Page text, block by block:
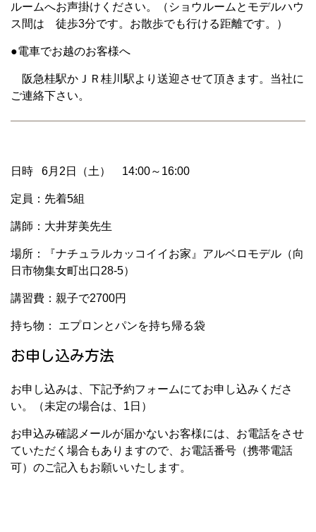
ルームへお声掛けください。（ショウルームとモデルハウ
ス間は 徒歩3分です。お散歩でも行ける距離です。）
●電車でお越のお客様へ
阪急桂駅かＪＲ桂川駅より送迎させて頂きます。当社に
ご連絡下さい。
日時 6月2日（土） 14:00～16:00
定員：先着5組
講師：大井芽美先生
場所：『ナチュラルカッコイイお家』アルベロモデル（向
日市物集女町出口28-5）
講習費：親子で2700円
持ち物： エプロンとパンを持ち帰る袋
お申し込み方法
お申し込みは、下記予約フォームにてお申し込みくださ
い。（未定の場合は、1日）
お申込み確認メールが届かないお客様には、お電話をさせ
ていただく場合もありますので、お電話番号（携帯電話
可）のご記入もお願いいたします。